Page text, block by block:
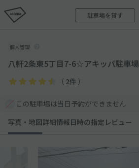
駐車場を貸す
個人管理
八軒2条東5丁目7-6☆アキッパ駐車場
（ 2件 ）
この駐車場は当日予約ができません
写真・地図詳細情報日時の指定 レビュー